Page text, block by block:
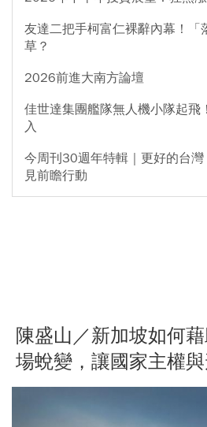
友達二把手柯富仁裸辭內幕！「
草？
2026前進大南方論壇
佳世達集團艦隊無人機小隊起飛
入
今周刊30週年特輯｜更好的台
見前瞻行動
陳盛山／新加坡如何
場蛻變，讓國家主權